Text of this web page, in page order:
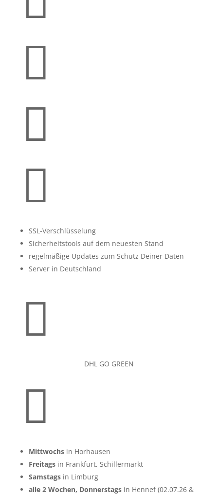



SSL-Verschlüsselung
Sicherheitstools auf dem neuesten Stand
regelmäßige Updates zum Schutz Deiner Daten
Server in Deutschland

DHL GO GREEN

Mittwochsin Horhausen
Freitagsin Frankfurt, Schillermarkt
Samstagsin Limburg
alle 2 Wochen, Donnerstagsin Hennef (02.07.26 &